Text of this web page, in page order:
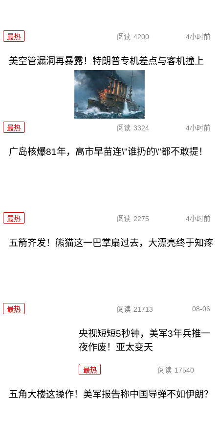
最热 阅读 4200 4小时前
美空管漏洞再暴露！特朗普专机差点与客机撞上
最热 阅读 3324 4小时前
广岛核爆81年，高市早苗连\"谁扔的\"都不敢提！
最热 阅读 2275 4小时前
五箭齐发！熊猫这一巴掌扇过去，大漂亮终于知疼
最热 阅读 21713 08-06
央视短短5秒钟，美军3年兵推一
夜作废！亚太变天
最热 阅读 17540
五角大楼这操作！美军报告称中国导弹不如伊朗？